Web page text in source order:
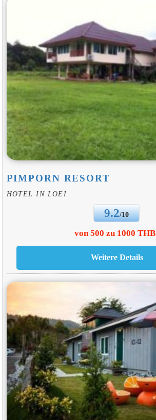
PIMPORN RESORT
HOTEL IN LOEI
9.2/10
von 500 zu 1000 THB